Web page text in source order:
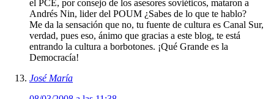
el PCE, por consejo de los asesores soviéticos, mataron a
Andrés Nin, lider del POUM ¿Sabes de lo que te hablo?
Me da la sensación que no, tu fuente de cultura es Canal Sur,
verdad, pues eso, ánimo que gracias a este blog, te está
entrando la cultura a borbotones. ¡Qué Grande es la
Democracía!
José María